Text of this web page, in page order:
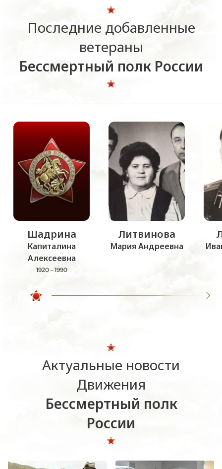
Последние добавленные
ветераны
Бессмертный полк России
Шадрина
Капиталина
Алексеевна
1920 - 1990
Литвинова
Мария Андреевна
Актуальные новости
Движения
Бессмертный полк
России